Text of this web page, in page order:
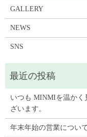
GALLERY
NEWS
SNS
いつも MINMIを温かく
ざいます。
年末年始の営業について